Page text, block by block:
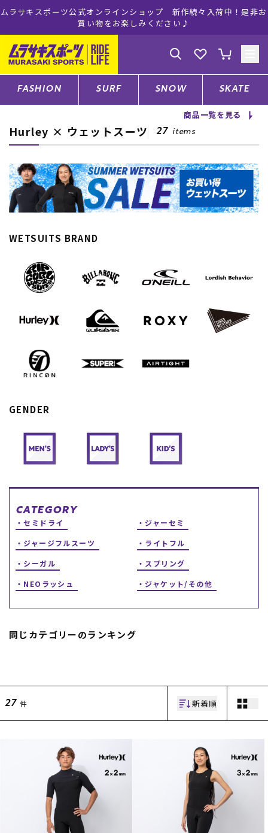
ムラサキスポーツ公式オンラインショップ 新作続々入荷中！是非お
買い物をお楽しみください♪
ゲスト様
ログイン 会員登録
店舗一覧
CATEGORY
スノーTOP
スケートTOP
ブランド一覧
RIDE LIFE MAGAZINE一
スタッフスナップ
中古/アウトレット サー
中古/アウトレット スノ
店頭受取サービス
アフターサポート
下取り保証について
店舗一覧
FASHION SURF SNOW SKATE
商品一覧を見る
Hurley × ウェットスーツ 27 items
WETSUITS BRAND
GENDER
CATEGORY
セミドライ
ジャーセミ
ジャージフルスーツ
ライトフル
シーガル
スプリング
NEOラッシュ
ジャケット/その他
同じカテゴリーのランキング
27 件 新着順